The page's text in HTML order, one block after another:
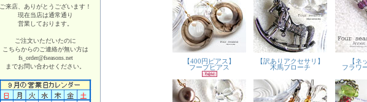
ご来店、ありがとうございます！
現在当店は通常通り
営業しております。
ご注文いただいたのに
こちらからのご連絡が無い方は
fs_order@fseasons.net
までお問い合わせください。